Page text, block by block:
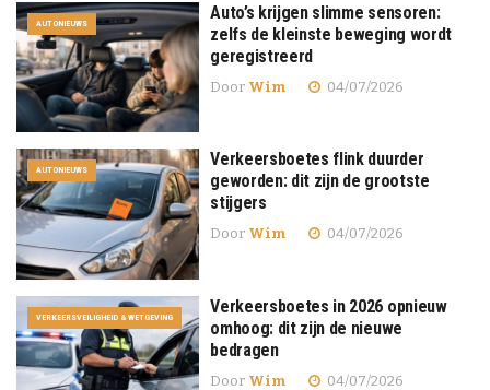
AUTONIEUWS
Auto’s krijgen slimme sensoren:
zelfs de kleinste beweging wordt
geregistreerd
Door Wim 04/07/2026
AUTONIEUWS
Verkeersboetes flink duurder
geworden: dit zijn de grootste
stijgers
Door Wim 04/07/2026
VERKEERSVEILIGHEID & WETGEVING
Verkeersboetes in 2026 opnieuw
omhoog: dit zijn de nieuwe
bedragen
Door Wim 04/07/2026